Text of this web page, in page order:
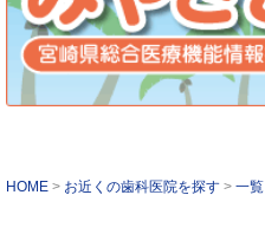
HOME お近くの歯科医院を探す 一覧